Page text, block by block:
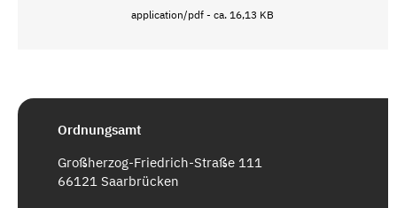
application/pdf - ca. 16,13 KB
Ordnungsamt
Großherzog-Friedrich-Straße 111
66121 Saarbrücken